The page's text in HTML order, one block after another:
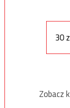
30
Zobacz